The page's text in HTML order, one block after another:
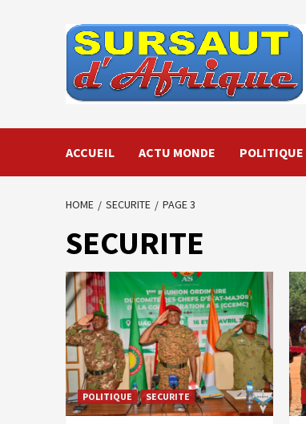
ACCUEIL ACTU MONDE POLITIQUE
HOME SECURITE PAGE 3
SECURITE
POLITIQUE SECURITE